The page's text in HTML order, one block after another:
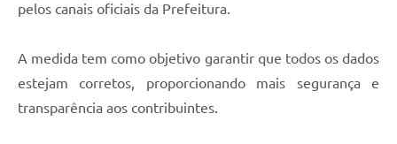
pelos canais oficiais da Prefeitura.
A medida tem como objetivo garantir que todos os dados
estejam corretos, proporcionando mais segurança e
transparência aos contribuintes.